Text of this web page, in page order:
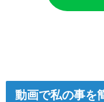
動画で私の事を